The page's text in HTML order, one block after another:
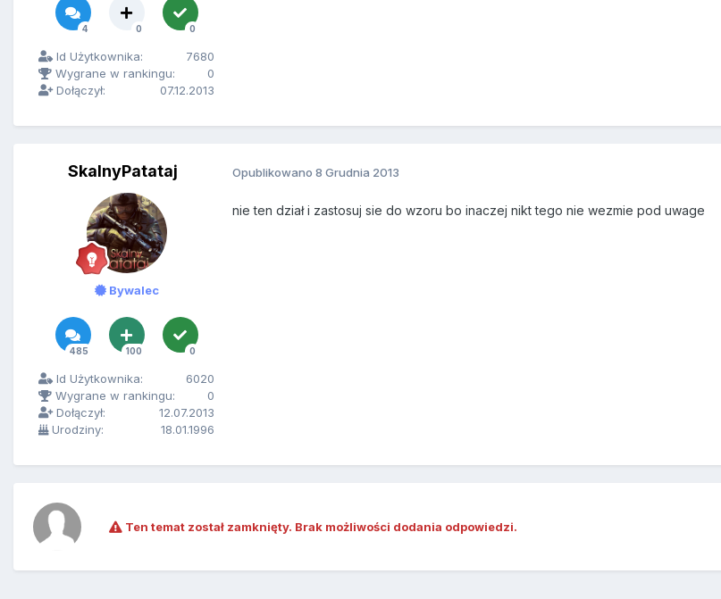
4 0 0
Id Użytkownika:
7680
Wygrane w rankingu:
0
Dołączył:
07.12.2013
SkalnyPatataj
Bywalec
485 100 0
Id Użytkownika:
6020
Wygrane w rankingu:
0
Dołączył:
12.07.2013
Urodziny:
18.01.1996
Opublikowano 8 Grudnia 2013
nie ten dział i zastosuj sie do wzoru bo inaczej nikt tego nie wezmie pod uwage
Ten temat został zamknięty. Brak możliwości dodania odpowiedzi.